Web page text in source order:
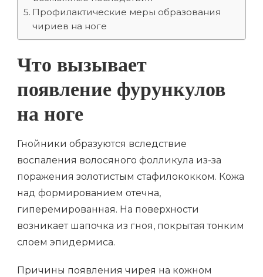
Профилактические меры образования
чириев на ноге
Что вызывает
появление фурункулов
на ноге
Гнойники образуются вследствие
воспаления волосяного фолликула из-за
поражения золотистым стафилококком. Кожа
над формированием отечна,
гиперемированная. На поверхности
возникает шапочка из гноя, покрытая тонким
слоем эпидермиса.
Причины появления чирея на кожном